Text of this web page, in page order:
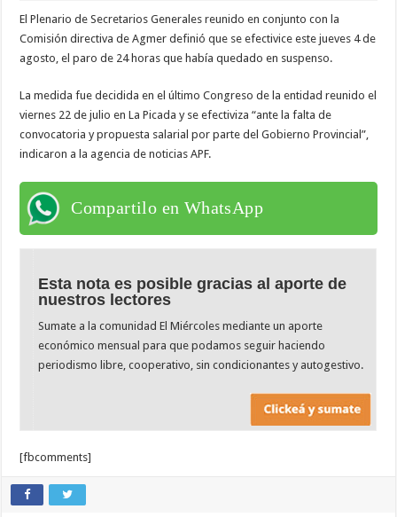
El Plenario de Secretarios Generales reunido en conjunto con la
Comisión directiva de Agmer definió que se efectivice este jueves 4 de
agosto, el paro de 24 horas que había quedado en suspenso.
La medida fue decidida en el último Congreso de la entidad reunido el
viernes 22 de julio en La Picada y se efectiviza “ante la falta de
convocatoria y propuesta salarial por parte del Gobierno Provincial”,
indicaron a la agencia de noticias APF.
Compartilo en WhatsApp
Esta nota es posible gracias al aporte de
nuestros lectores
Sumate a la comunidad El Miércoles mediante un aporte
económico mensual para que podamos seguir haciendo
periodismo libre, cooperativo, sin condicionantes y autogestivo.
[fbcomments]